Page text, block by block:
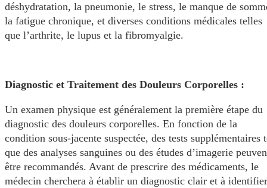
déshydratation, la pneumonie, le stress, le manque de
la fatigue chronique, et diverses conditions médicales telles
que l’arthrite, le lupus et la fibromyalgie.
Diagnostic et Traitement des Douleurs Corporelles :
Un examen physique est généralement la première étape du
diagnostic des douleurs corporelles. En fonction de la
condition sous-jacente suspectée, des tests supplémentaires
que des analyses sanguines ou des études d’imagerie
être recommandés. Avant de prescrire des médicaments, le
médecin cherchera à établir un diagnostic clair et à